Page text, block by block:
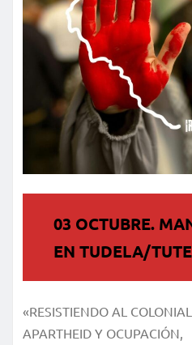
03 OCTUBRE.
EN TUDELA/
«RESISTIENDO AL
APARTHEID Y OCUPACIÓN,